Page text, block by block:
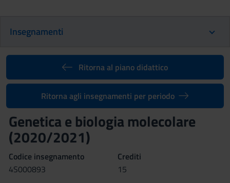
Insegnamenti
Ritorna al piano didattico
Ritorna agli insegnamenti per periodo
Genetica e biologia molecolare
(2020/2021)
Codice insegnamento
4S000893
Crediti
15